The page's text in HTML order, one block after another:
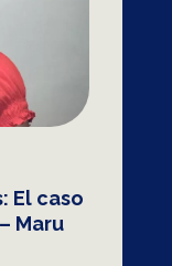
El caso
Maru